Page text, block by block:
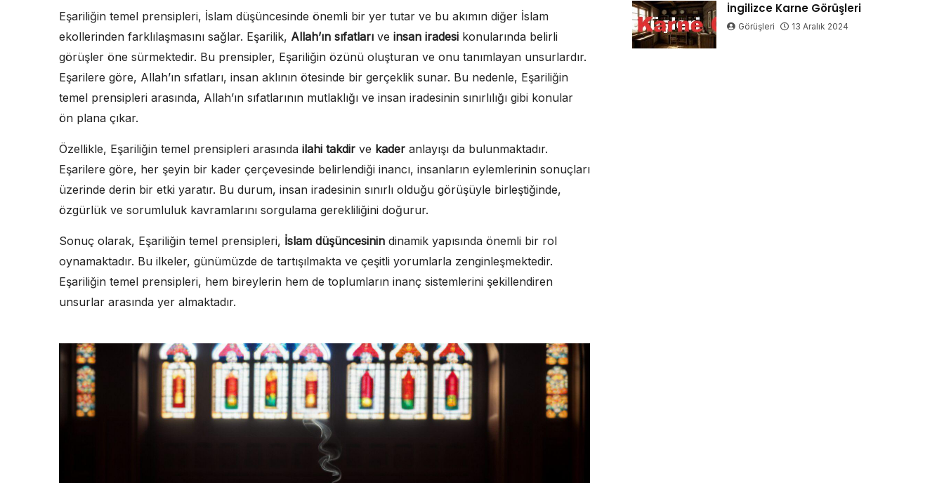
Eşariliğin temel prensipleri, İslam düşüncesinde önemli bir yer tutar ve bu akımın diğer İslam
ekollerinden farklılaşmasını sağlar. Eşarilik, Allah’ın sıfatları ve insan iradesi konularında belirli
görüşler öne sürmektedir. Bu prensipler, Eşariliğin özünü oluşturan ve onu tanımlayan unsurlardır.
Eşarilere göre, Allah’ın sıfatları, insan aklının ötesinde bir gerçeklik sunar. Bu nedenle, Eşariliğin
temel prensipleri arasında, Allah’ın sıfatlarının mutlaklığı ve insan iradesinin sınırlılığı gibi konular
ön plana çıkar.
Özellikle, Eşariliğin temel prensipleri arasında ilahi takdir ve kader anlayışı da bulunmaktadır.
Eşarilere göre, her şeyin bir kader çerçevesinde belirlendiği inancı, insanların eylemlerinin sonuçları
üzerinde derin bir etki yaratır. Bu durum, insan iradesinin sınırlı olduğu görüşüyle birleştiğinde,
özgürlük ve sorumluluk kavramlarını sorgulama gerekliliğini doğurur.
Sonuç olarak, Eşariliğin temel prensipleri, İslam düşüncesinin dinamik yapısında önemli bir rol
oynamaktadır. Bu ilkeler, günümüzde de tartışılmakta ve çeşitli yorumlarla zenginleşmektedir.
Eşariliğin temel prensipleri, hem bireylerin hem de toplumların inanç sistemlerini şekillendiren
unsurlar arasında yer almaktadır.
İngilizce Karne Görüşleri
Görüşleri 13 Aralık 2024